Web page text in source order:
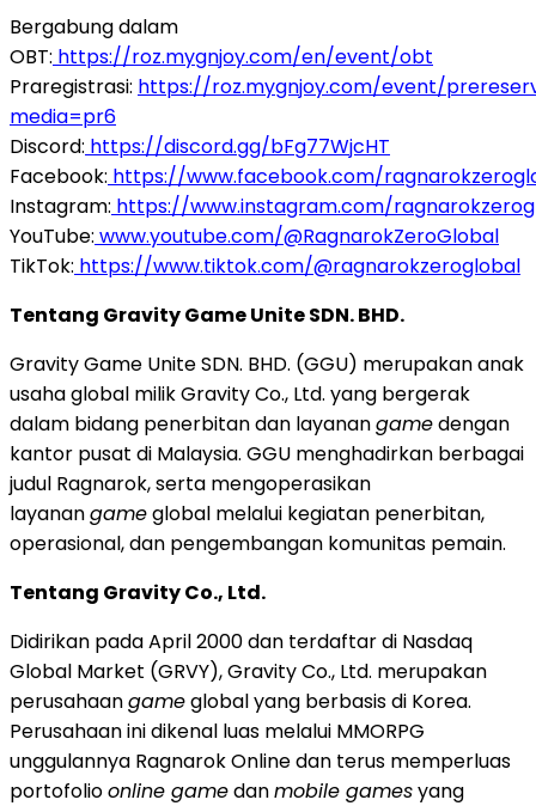
Bergabung dalam
OBT: https://roz.mygnjoy.com/en/event/obt
Praregistrasi: https://roz.mygnjoy.com/event/
media=pr6
Discord: https://discord.gg/bFg77WjcHT
Facebook: https://www.facebook.com/
Instagram: https://www.instagram.com/
YouTube: www.youtube.com/@RagnarokZeroGlobal
TikTok: https://www.tiktok.com/@ragnarokzeroglobal
Tentang Gravity Game Unite SDN. BHD.
Gravity Game Unite SDN. BHD. (GGU) merupakan anak
usaha global milik Gravity Co., Ltd. yang bergerak
dalam bidang penerbitan dan layanangamedengan
kantor pusat di Malaysia. GGU menghadirkan berbagai
judul Ragnarok, serta mengoperasikan
layanangameglobal melalui kegiatan penerbitan,
operasional, dan pengembangan komunitas pemain.
Tentang Gravity Co., Ltd.
Didirikan pada April 2000 dan terdaftar di Nasdaq
Global Market (GRVY), Gravity Co., Ltd. merupakan
perusahaangameglobal yang berbasis di Korea.
Perusahaan ini dikenal luas melalui MMORPG
unggulannya Ragnarok Online dan terus memperluas
portofolioonline gamedanmobile gamesyang